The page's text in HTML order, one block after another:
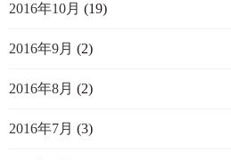
2016年10月 (19)
2016年9月 (2)
2016年8月 (2)
2016年7月 (3)